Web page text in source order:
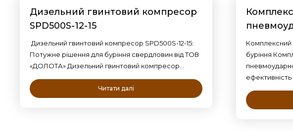
Дизельний гвинтовий компресор
SPD500S-12-15
Дизельний гвинтовий компресор SPD500S-12-15:
Потужне рішення для буріння свердловин від ТОВ
«ДОЛОТА» Дизельний гвинтовий компресор…
Читати далі
Комплексний
буріння